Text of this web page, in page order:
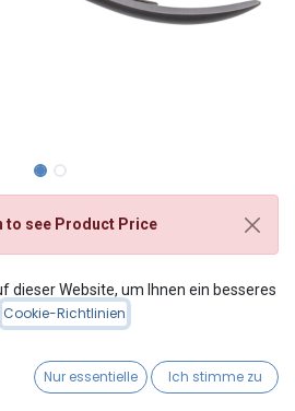
to see Product Price
spitz
dieser Website, um Ihnen ein besseres
Cookie-Richtlinien
Nur essentielle Ich stimme zu